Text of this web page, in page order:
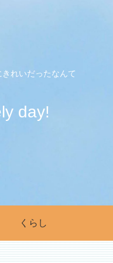
れいだったなんて
day!
くらし